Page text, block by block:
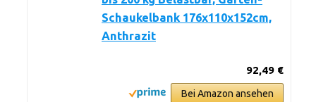
Schaukelbank 176x110x152cm,
Anthrazit
92,49 €
Bei Amazon ansehen